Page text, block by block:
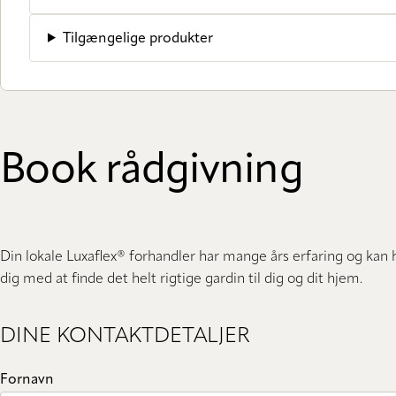
Tilgængelige produkter
Book rådgivning
Din lokale Luxaflex® forhandler har mange års erfaring og kan
dig med at finde det helt rigtige gardin til dig og dit hjem.
DINE KONTAKTDETALJER
Fornavn